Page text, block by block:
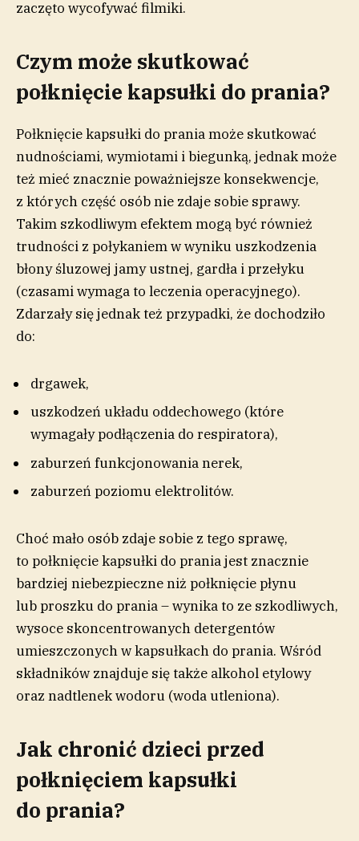
zaczęto wycofywać filmiki.
Czym może skutkować
połknięcie kapsułki do prania?
Połknięcie kapsułki do prania może skutkować
nudnościami, wymiotami i biegunką, jednak może
też mieć znacznie poważniejsze konsekwencje,
z których część osób nie zdaje sobie sprawy.
Takim szkodliwym efektem mogą być również
trudności z połykaniem w wyniku uszkodzenia
błony śluzowej jamy ustnej, gardła i przełyku
(czasami wymaga to leczenia operacyjnego).
Zdarzały się jednak też przypadki, że dochodziło
do:
drgawek,
uszkodzeń układu oddechowego (które
wymagały podłączenia do respiratora),
zaburzeń funkcjonowania nerek,
zaburzeń poziomu elektrolitów.
Choć mało osób zdaje sobie z tego sprawę,
to połknięcie kapsułki do prania jest znacznie
bardziej niebezpieczne niż połknięcie płynu
lub proszku do prania – wynika to ze szkodliwych,
wysoce skoncentrowanych detergentów
umieszczonych w kapsułkach do prania. Wśród
składników znajduje się także alkohol etylowy
oraz nadtlenek wodoru (woda utleniona).
Jak chronić dzieci przed
połknięciem kapsułki
do prania?